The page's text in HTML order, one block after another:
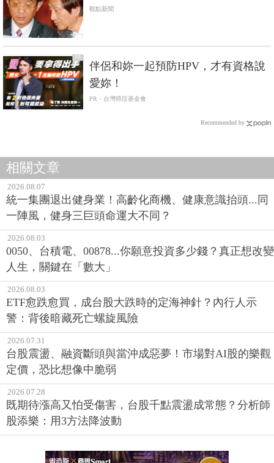
觀點新聞
PR
伴侶和妳一起預防HPV，才有資格說
愛妳！
PR・台灣癌症基金會
Recommended by
相關文章
2026.08.07
統一集團退出健身業！高齡化商機、健康意識抬頭...同
一陣風，健身三巨頭命運大不同？
2026.08.03
0050、台積電、00878...你願意投資多少錢？真正想改變
人生，關鍵在「數大」
2026.08.03
ETF愈跌愈買，成台股大跌時的定海神針？內行人示
警：背後暗藏死亡螺旋風險
2026.07.31
台股震盪、融資斷頭與當沖成惡夢！市場對AI股的樂觀
定價，恐比想像中脆弱
2026.07.28
既期待漲高又怕受傷害，台股千點震盪成常態？分析師
股添樂：用3方法降波動